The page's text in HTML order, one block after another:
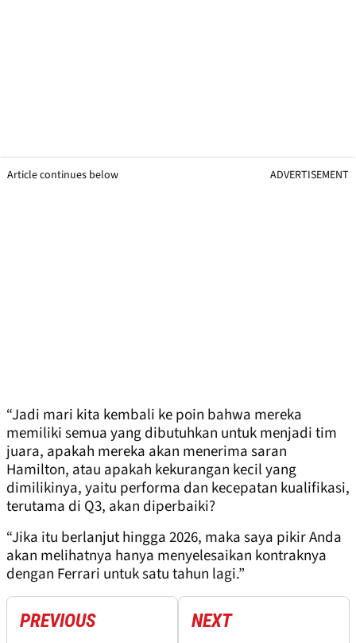
Article continues below ADVERTISEMENT
“Jadi mari kita kembali ke poin bahwa mereka
memiliki semua yang dibutuhkan untuk menjadi tim
juara, apakah mereka akan menerima saran
Hamilton, atau apakah kekurangan kecil yang
dimilikinya, yaitu performa dan kecepatan kualifikasi,
terutama di Q3, akan diperbaiki?
“Jika itu berlanjut hingga 2026, maka saya pikir Anda
akan melihatnya hanya menyelesaikan kontraknya
dengan Ferrari untuk satu tahun lagi.”
PREVIOUS NEXT